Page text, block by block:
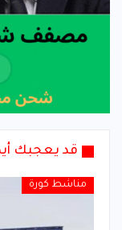
قد يعجبك
مناشط كورة